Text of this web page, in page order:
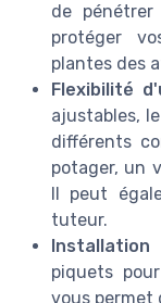
de
protéger
plantes des
Flexibilité
ajustables,
différents
potager, un
Il peut
tuteur.
Installation
piquets
vous permet